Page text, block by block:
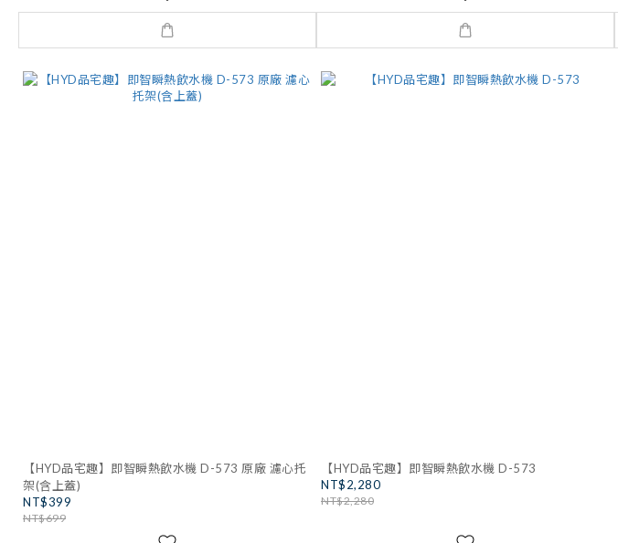
【HYD品宅趣】即智瞬熱飲水機 D-573 原廠 濾心托
架(含上蓋)
NT$399
NT$699
【HYD品宅趣】即智瞬熱飲水機 D-573
NT$2,280
NT$2,280